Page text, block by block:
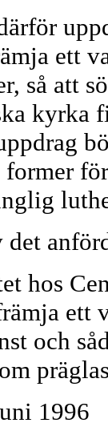
ett
så att
kyrka
former
hos
ett
och
1996